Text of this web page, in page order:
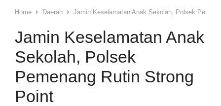
Home Daerah Jamin Keselamatan Anak Sekolah, Polsek
Jamin Keselamatan Anak
Sekolah, Polsek
Pemenang Rutin Strong
Point